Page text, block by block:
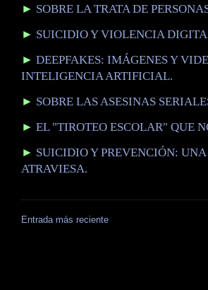
► SOBRE LA TRATA DE
► SUICIDIO Y VIOLENCIA
► DEEPFAKES: IMÁGENES Y
INTELIGENCIA ARTIFICIAL.
► SOBRE LAS ASESINAS
► EL "TIROTEO ESCOLAR" QUE
► SUICIDIO Y PREVENCIÓN:
ATRAVIESA.
Entrada más reciente